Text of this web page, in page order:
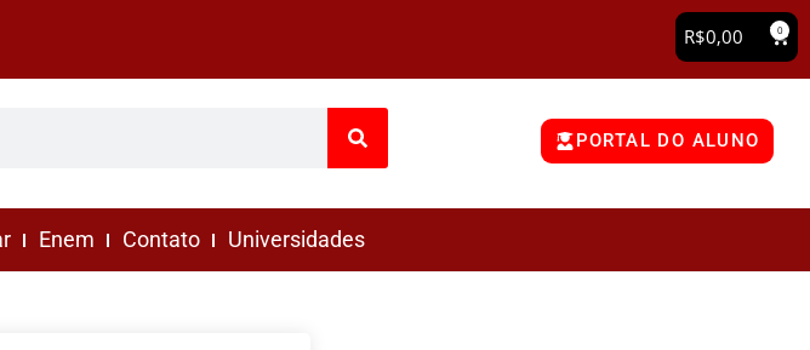
R$0,00 0
PORTAL DO ALUNO
Enem Contato Universidades